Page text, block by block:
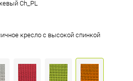
Ch_PL
кресло с высокой спинкой